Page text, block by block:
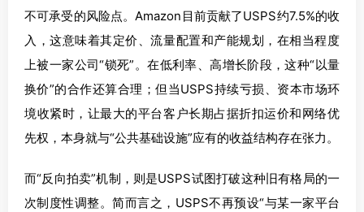
不可承受的风险点。Amazon目前贡献了USPS约7.5%的收
入，这意味着其定价、流量配置和产能规划，在相当程度
上被一家公司“锁死”。在低利率、高增长阶段，这种“以量
换价”的合作还算合理；但当USPS持续亏损、资本市场环
境收紧时，让最大的平台客户长期占据折扣运价和网络优
先权，本身就与“公共基础设施”应有的收益结构存在张力。
而“反向拍卖”机制，则是USPS试图打破这种旧有格局的一
次制度性调整。简而言之，USPS不再预设“与某一家平台